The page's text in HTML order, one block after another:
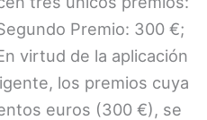
Premio: 300 €;
virtud de la aplicación
los premios cuya
euros (300 €), se